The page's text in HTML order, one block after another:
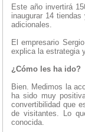
Este año invertirá
inaugurar 14
adicionales.
El empresario
explica la estrategia
¿Cómo les ha ido?
Bien. Medimos la
ha sido muy
convertibilidad que
de visitantes. Lo
conocida.